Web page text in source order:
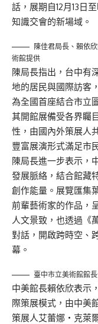
話，展期自12月13日
知識交會的新場域。
陳佳君局長、賴依
術館提供
陳局長指出，台中有
地的居民與國際訪客
為全國首座結合市立
其開館展備受各界矚
性，由國內外策展人
豐富展演形式滿足市
陳局長進一步表示，
發展脈絡，結合館藏
創作能量。展覽匯集
前輩藝術家的作品，
人文景致，也透過《
對話，開啟跨時空、
幕。
臺中市立美術館館
中美館長賴依欣表示
際策展模式，由中美
策展人艾蕾娜・克萊